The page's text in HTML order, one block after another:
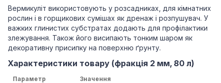
Вермикуліт використовують у розсадниках, для кімнатних
рослин і в горщикових сумішах як дренаж і розпушувач. У
важких глинистих субстратах додають для профілактики
злежування. Також його висипають тонким шаром як
декоративну присипку на поверхню ґрунту.
Характеристики товару (фракція 2 мм, 80 л)
Параметр Значення